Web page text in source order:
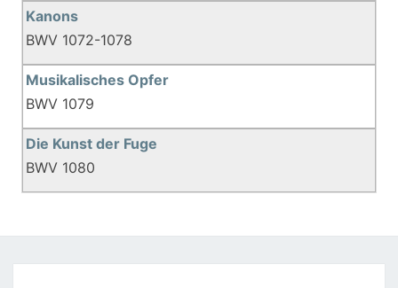
Kanons
BWV 1072-1078
Musikalisches Opfer
BWV 1079
Die Kunst der Fuge
BWV 1080